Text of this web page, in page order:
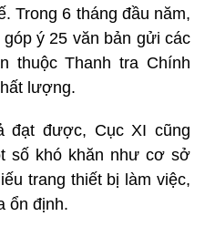
Trong 6 tháng đầu năm,
ý 25 văn bản gửi các
thuộc Thanh tra Chính
lượng.
đạt được, Cục XI cũng
số khó khăn như cơ sở
trang thiết bị làm việc,
ổn định.